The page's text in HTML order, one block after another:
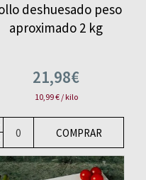
deshuesado peso
aproximado 2 kg
21,98€
10,99 € / kilo
COMPRAR